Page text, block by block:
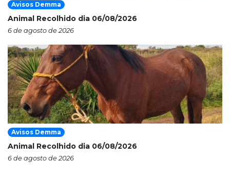
Avisos Demma
Animal Recolhido dia 06/08/2026
6 de agosto de 2026
Avisos Demma
Animal Recolhido dia 06/08/2026
6 de agosto de 2026